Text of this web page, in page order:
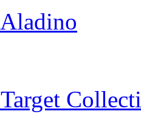
Aladino
Target